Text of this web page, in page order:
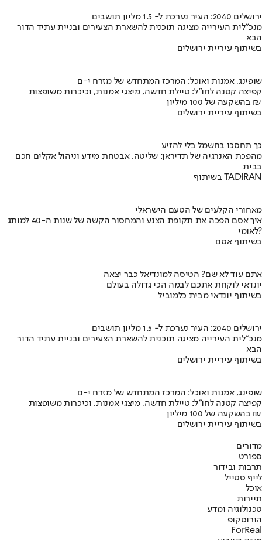
ירושלים 2040: העיר נערכת ל- 1.5 מליון תושבים
מנכ"לית העירייה מציגה תוכנית להשארת הצעירים ובניית עתיד הדור
הבא
בשיתוף עיריית ירושלים
שופינג, אמנות ואוכל: המרכז המתחדש של מזרח י-ם
קפיצה קטנה לחו"ל: טיילת חדשה, מיצגי אמנות, וכיכרות משופצות
בהשקעה של 100 מיליון ₪
בשיתוף עיריית ירושלים
כך תחסכו בחשמל בלי להזיע
מהפכת האנרגיה של תדיראן: שליטה, אבטחת מידע וניהול אקלים חכם
בבית
בשיתוף TADIRAN
מאחורי הקלעים של הטעם הישראלי
איך אסם הפכה את תקופת הצנע והמחסור הקשה של שנות ה-40 למותג
לאומי?
בשיתוף אסם
אתם עוד לא שם? הטיסה למונדיאל כבר יצאה
יונדאי לוקחת אתכם לבמה הכי גדולה בעולם
בשיתוף יונדאי מבית כלמוביל
ירושלים 2040: העיר נערכת ל- 1.5 מליון תושבים
מנכ"לית העירייה מציגה תוכנית להשארת הצעירים ובניית עתיד הדור
הבא
בשיתוף עיריית ירושלים
שופינג, אמנות ואוכל: המרכז המתחדש של מזרח י-ם
קפיצה קטנה לחו"ל: טיילת חדשה, מיצגי אמנות, וכיכרות משופצות
בהשקעה של 100 מיליון ₪
בשיתוף עיריית ירושלים
מדורים
ספורט
תרבות ובידור
לייף סטייל
אוכל
תיירות
טכנולוגיה ומדע
הורוסקופ
ForReal